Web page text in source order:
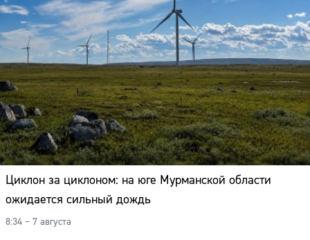
Циклон за циклоном: на юге Мурманской области
ожидается сильный дождь
8:34 – 7 августа